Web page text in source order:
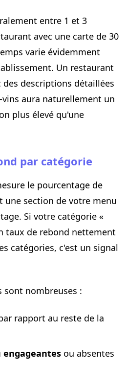
entre 1 et 3
avec une carte de 30
varie évidemment
Un restaurant
descriptions détaillées
aura naturellement un
plus élevé qu'une
par catégorie
le pourcentage de
section de votre menu
Si votre catégorie «
taux de rebond nettement
catégories, c'est un signal
sont nombreuses :
rapport au reste de la
engageantes ou absentes